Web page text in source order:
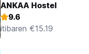
ANKAA Hostel
9.6
itibaren €15.19